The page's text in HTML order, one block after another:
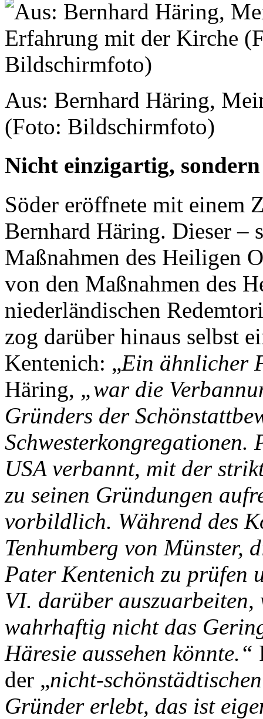
Aus: Bernhard Häring,
(Foto: Bildschirmfoto)
Nicht einzigartig,
Söder eröffnete mit einem
Bernhard Häring. Dieser –
Maßnahmen des Heiligen
von den Maßnahmen des
niederländischen
zog darüber hinaus selbst
Kentenich: „Ein ähnlicher
Häring, „war die
Gründers der
Schwesterkongregationen.
USA verbannt, mit der
zu seinen Gründungen
vorbildlich. Während des
Tenhumberg von Münster,
Pater Kentenich zu prüfen
VI. darüber
wahrhaftig nicht das
Häresie aussehen könnte.“
der „nicht-
Gründer erlebt, das ist